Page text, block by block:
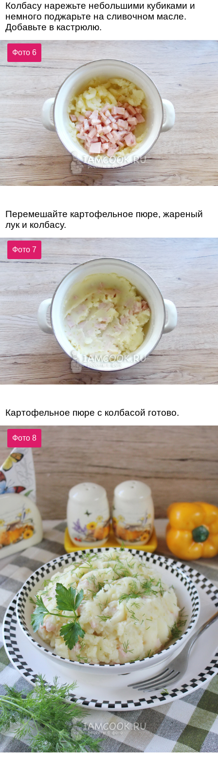
Колбасу нарежьте небольшими кубиками и
немного поджарьте на сливочном масле.
Добавьте в кастрюлю.
Фото 6
Перемешайте картофельное пюре, жареный
лук и колбасу.
Фото 7
Картофельное пюре с колбасой готово.
Фото 8